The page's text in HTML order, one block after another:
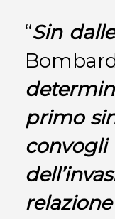
“Sin
primo
convogli